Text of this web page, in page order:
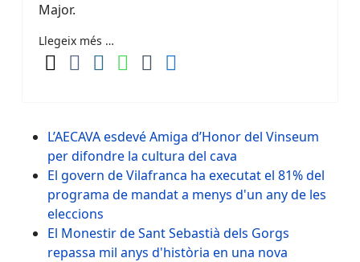
Major.
Llegeix més …
L’AECAVA esdevé Amiga d’Honor del Vinseum
per difondre la cultura del cava
El govern de Vilafranca ha executat el 81% del
programa de mandat a menys d'un any de les
eleccions
El Monestir de Sant Sebastià dels Gorgs
repassa mil anys d'història en una nova